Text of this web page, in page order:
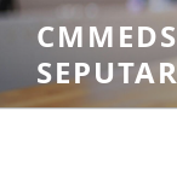
Skip
content